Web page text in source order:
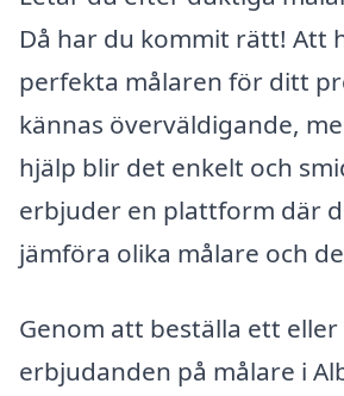
Då har du kommit rätt! Att
perfekta målaren för ditt
kännas överväldigande,
hjälp blir det enkelt och
erbjuder en plattform där
jämföra olika målare och
Genom att beställa ett
erbjudanden på målare i